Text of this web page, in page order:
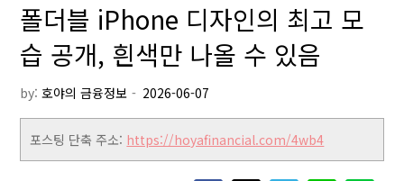
폴더블 iPhone 디자인의 최고 모
습 공개, 흰색만 나올 수 있음
by:호야의 금융정보
포스팅 단축 주소: https://hoyafinancial.com/4wb4